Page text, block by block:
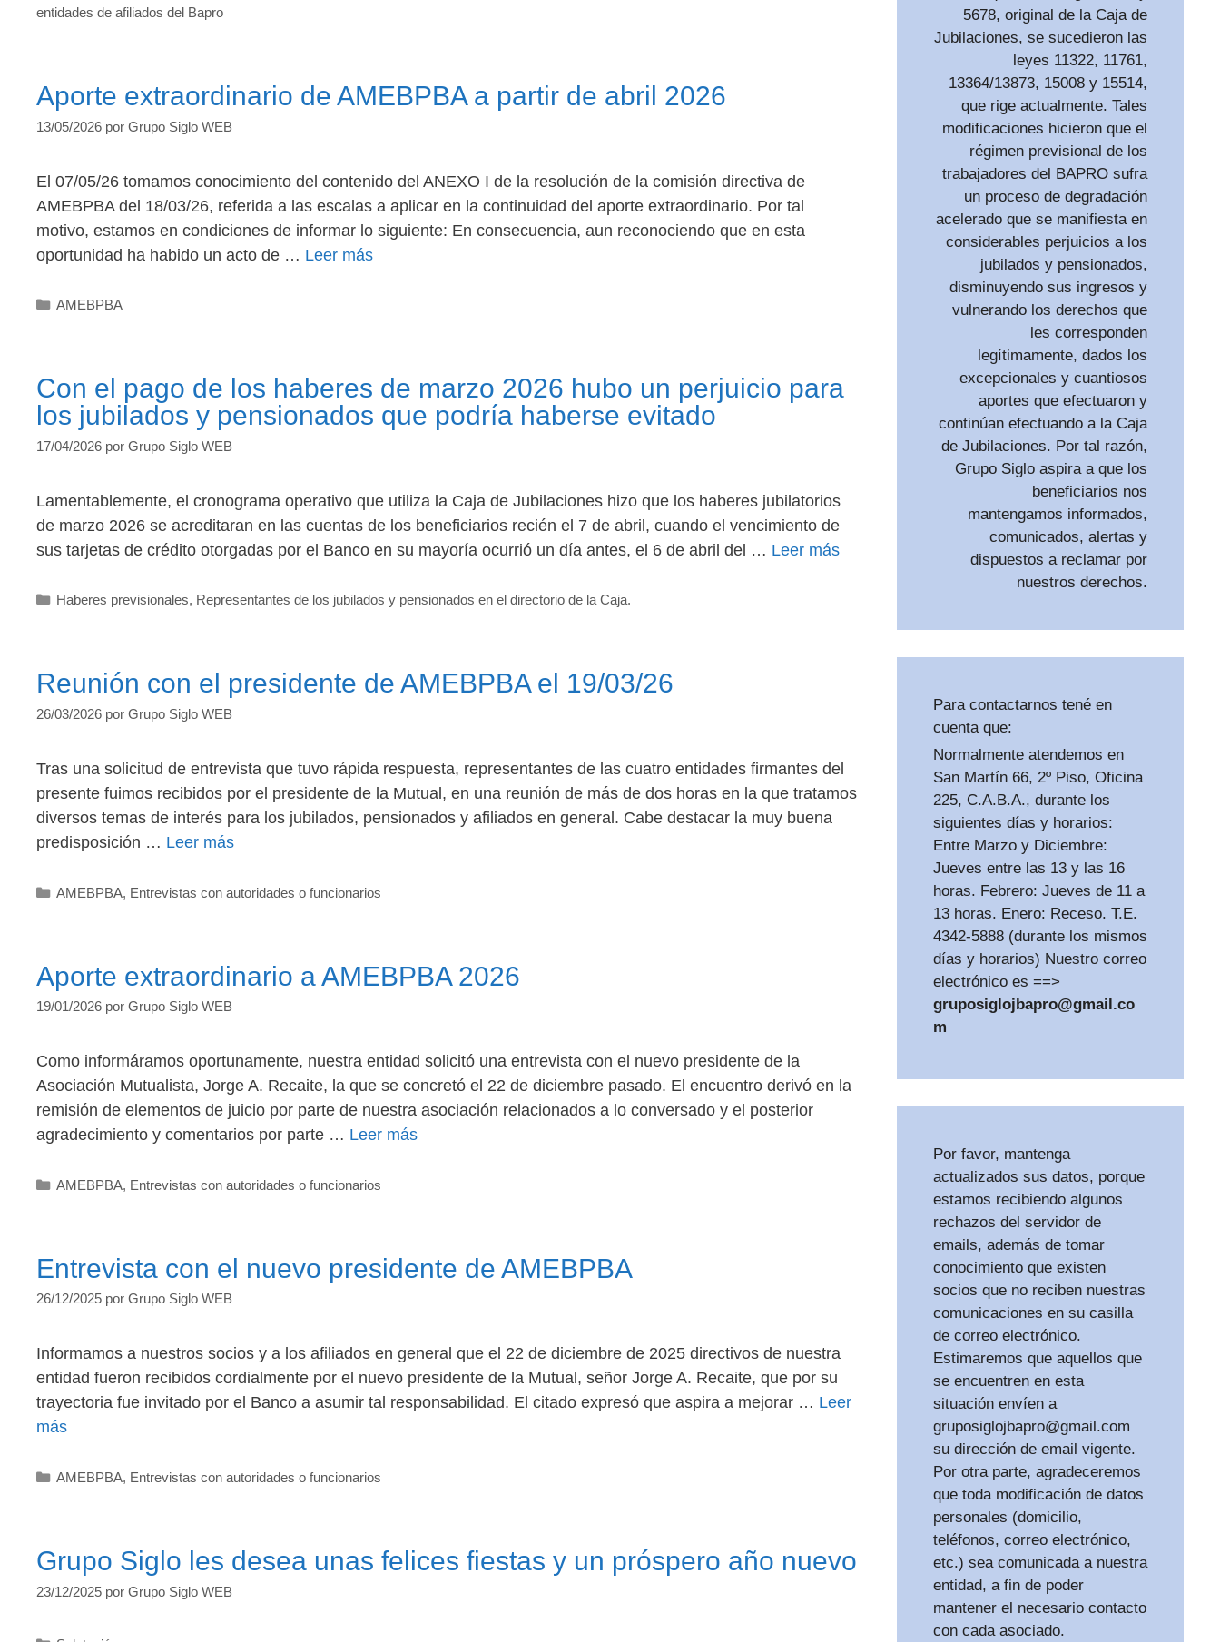
entidades de afiliados del Bapro
Aporte extraordinario de AMEBPBA a partir de abril 2026
13/05/2026 por Grupo Siglo WEB
El 07/05/26 tomamos conocimiento del contenido del ANEXO I de la resolución de la comisión directiva de
AMEBPBA del 18/03/26, referida a las escalas a aplicar en la continuidad del aporte extraordinario. Por tal
motivo, estamos en condiciones de informar lo siguiente: En consecuencia, aun reconociendo que en esta
oportunidad ha habido un acto de … Leer más
Categorías
AMEBPBA
Con el pago de los haberes de marzo 2026 hubo un perjuicio para
los jubilados y pensionados que podría haberse evitado
17/04/2026 por Grupo Siglo WEB
Lamentablemente, el cronograma operativo que utiliza la Caja de Jubilaciones hizo que los haberes jubilatorios
de marzo 2026 se acreditaran en las cuentas de los beneficiarios recién el 7 de abril, cuando el vencimiento de
sus tarjetas de crédito otorgadas por el Banco en su mayoría ocurrió un día antes, el 6 de abril del … Leer más
Categorías
Haberes previsionales, Representantes de los jubilados y pensionados en el directorio de la Caja.
Reunión con el presidente de AMEBPBA el 19/03/26
26/03/2026 por Grupo Siglo WEB
Tras una solicitud de entrevista que tuvo rápida respuesta, representantes de las cuatro entidades firmantes del
presente fuimos recibidos por el presidente de la Mutual, en una reunión de más de dos horas en la que tratamos
diversos temas de interés para los jubilados, pensionados y afiliados en general. Cabe destacar la muy buena
predisposición … Leer más
Categorías
AMEBPBA, Entrevistas con autoridades o funcionarios
Aporte extraordinario a AMEBPBA 2026
19/01/2026 por Grupo Siglo WEB
Como informáramos oportunamente, nuestra entidad solicitó una entrevista con el nuevo presidente de la
Asociación Mutualista, Jorge A. Recaite, la que se concretó el 22 de diciembre pasado. El encuentro derivó en la
remisión de elementos de juicio por parte de nuestra asociación relacionados a lo conversado y el posterior
agradecimiento y comentarios por parte … Leer más
Categorías
AMEBPBA, Entrevistas con autoridades o funcionarios
Entrevista con el nuevo presidente de AMEBPBA
26/12/2025 por Grupo Siglo WEB
Informamos a nuestros socios y a los afiliados en general que el 22 de diciembre de 2025 directivos de nuestra
entidad fueron recibidos cordialmente por el nuevo presidente de la Mutual, señor Jorge A. Recaite, que por su
trayectoria fue invitado por el Banco a asumir tal responsabilidad. El citado expresó que aspira a mejorar … Leer
más
Categorías
AMEBPBA, Entrevistas con autoridades o funcionarios
Grupo Siglo les desea unas felices fiestas y un próspero año nuevo
23/12/2025 por Grupo Siglo WEB
5678, original de la Caja de
Jubilaciones, se sucedieron las
leyes 11322, 11761,
13364/13873, 15008 y 15514,
que rige actualmente. Tales
modificaciones hicieron que el
régimen previsional de los
trabajadores del BAPRO sufra
un proceso de degradación
acelerado que se manifiesta en
considerables perjuicios a los
jubilados y pensionados,
disminuyendo sus ingresos y
vulnerando los derechos que
les corresponden
legítimamente, dados los
excepcionales y cuantiosos
aportes que efectuaron y
continúan efectuando a la Caja
de Jubilaciones. Por tal razón,
Grupo Siglo aspira a que los
beneficiarios nos
mantengamos informados,
comunicados, alertas y
dispuestos a reclamar por
nuestros derechos.
Para contactarnos tené en
cuenta que:
Normalmente atendemos en
San Martín 66, 2º Piso, Oficina
225, C.A.B.A., durante los
siguientes días y horarios:
Entre Marzo y Diciembre:
Jueves entre las 13 y las 16
horas. Febrero: Jueves de 11 a
13 horas. Enero: Receso. T.E.
4342-5888 (durante los mismos
días y horarios) Nuestro correo
electrónico es ==>
gruposiglojbapro@gmail.co
m
Por favor, mantenga
actualizados sus datos, porque
estamos recibiendo algunos
rechazos del servidor de
emails, además de tomar
conocimiento que existen
socios que no reciben nuestras
comunicaciones en su casilla
de correo electrónico.
Estimaremos que aquellos que
se encuentren en esta
situación envíen a
gruposiglojbapro@gmail.com
su dirección de email vigente.
Por otra parte, agradeceremos
que toda modificación de datos
personales (domicilio,
teléfonos, correo electrónico,
etc.) sea comunicada a nuestra
entidad, a fin de poder
mantener el necesario contacto
con cada asociado.